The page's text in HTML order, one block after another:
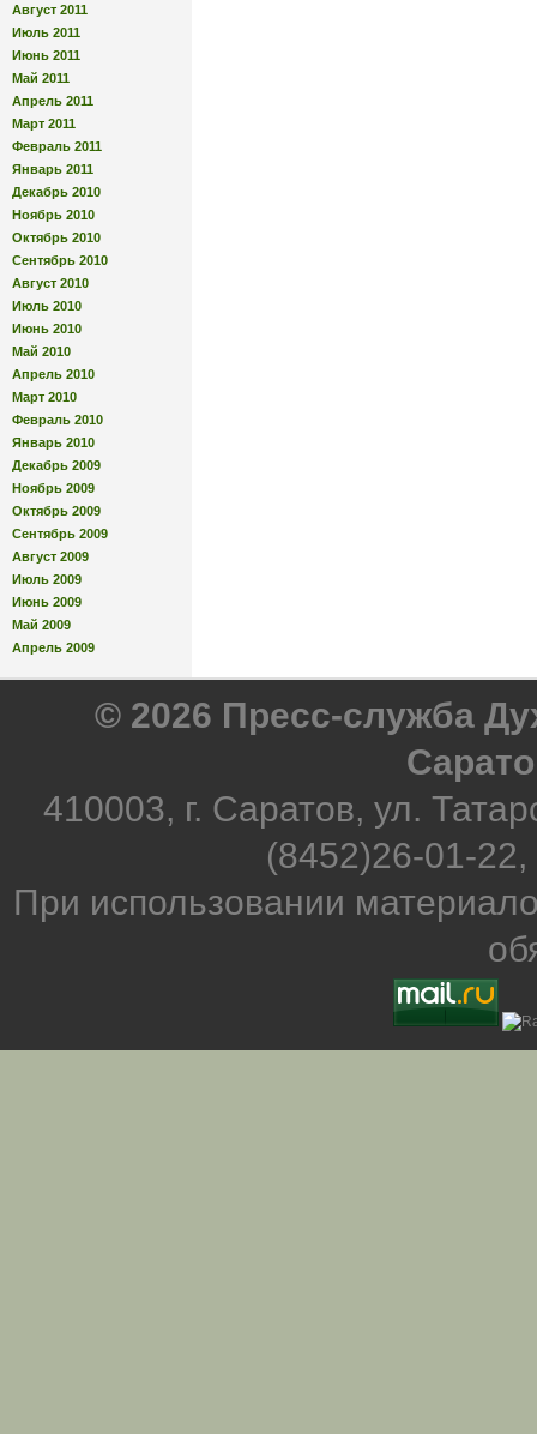
Август 2011
Июль 2011
Июнь 2011
Май 2011
Апрель 2011
Март 2011
Февраль 2011
Январь 2011
Декабрь 2010
Ноябрь 2010
Октябрь 2010
Сентябрь 2010
Август 2010
Июль 2010
Июнь 2010
Май 2010
Апрель 2010
Март 2010
Февраль 2010
Январь 2010
Декабрь 2009
Ноябрь 2009
Октябрь 2009
Сентябрь 2009
Август 2009
Июль 2009
Июнь 2009
Май 2009
Апрель 2009
© 2026 Пресс-служба
410003, г. Саратов, ул.
(8452)26-01-
При использовании